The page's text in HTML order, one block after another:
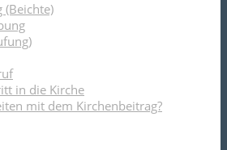
(Beichte)
in die Kirche
mit dem Kirchenbeitrag?